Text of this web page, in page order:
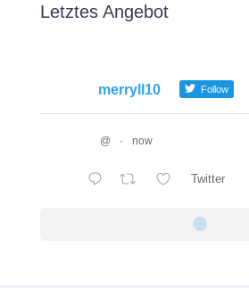
Letztes Angebot
merryll10 Follow
@ · now
Twitter